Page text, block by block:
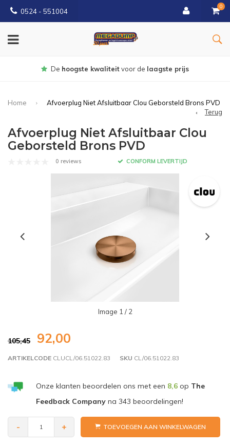
0524 - 551004
0
Gratisbezorgd vanaf €150
Home
Afvoerplug Niet Afsluitbaar Clou Geborsteld Brons PVD
Terug
Afvoerplug Niet Afsluitbaar Clou
Geborsteld Brons PVD
0 reviews CONFORM LEVERTIJD
Image 1 / 2
105,45 92,00
ARTIKELCODE CLUCL/06.51022.83 SKU CL/06.51022.83
Onze klanten beoordelen ons met een 8,6op The
Feedback Companyna 343 beoordelingen!
- + TOEVOEGEN AAN WINKELWAGEN